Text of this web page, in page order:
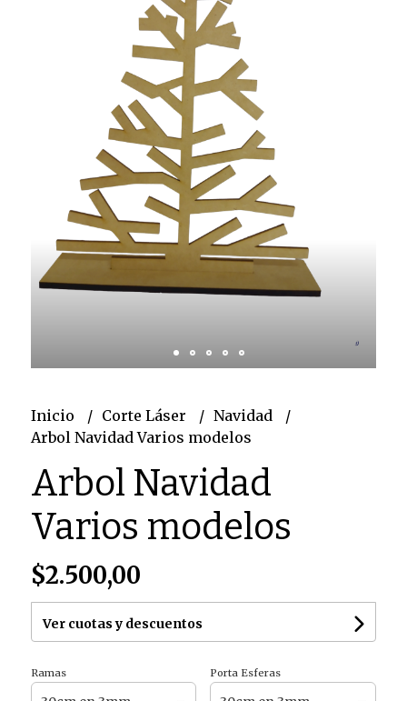
Inicio Corte Láser
Navidad
Arbol Navidad Varios modelos
Arbol Navidad
Varios modelos
$2.500,00
Ver cuotas y descuentos
Ramas Porta Esferas